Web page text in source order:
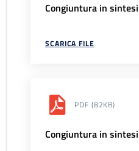
Congiuntura in
SCARICA FILE
PDF (82KB)
Congiuntura in